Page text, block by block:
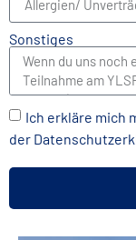
Sonstiges
Ich erkläre mich
der